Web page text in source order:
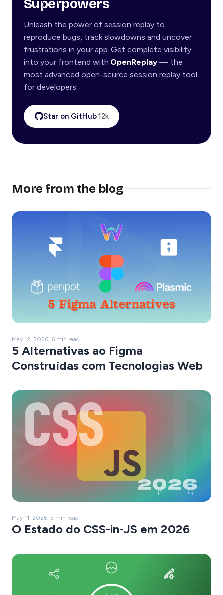
Superpowers
Unleash the power of session replay to
reproduce bugs, track slowdowns and uncover
frustrations in your app. Get complete visibility
into your frontend with OpenReplay — the
most advanced open-source session replay tool
for developers.
Star on GitHub12k
More from the blog
May 12, 2026, 6 min read
5 Alternativas ao Figma
Construídas com Tecnologias Web
May 11, 2026, 5 min read
O Estado do CSS-in-JS em 2026